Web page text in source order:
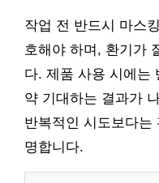
작업 전 반드시 마스
호해야 하며, 환기가
다. 제품 사용 시에는
약 기대하는 결과가
반복적인 시도보다는
명합니다.